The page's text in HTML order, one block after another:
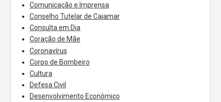
Comunicação e Imprensa
Conselho Tutelar de Cajamar
Consulta em Dia
Coração de Mãe
Coronavírus
Corpo de Bombeiro
Cultura
Defesa Civil
Desenvolvimento Econômico